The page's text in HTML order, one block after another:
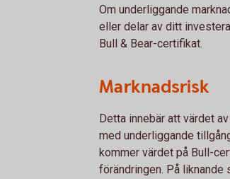
Om underliggande
eller delar av ditt
Bull & Bear-certifikat.
Marknadsrisk
Detta innebär att värdet
med underliggande
kommer värdet på Bull-
förändringen. På liknande